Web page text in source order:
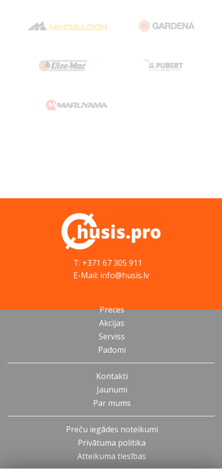
T: +371 67 305 911
E-Mail: info@husis.lv
Preces
Akcijas
Serviss
Padomi
Kontakti
Jaunumi
Par mums
Preču iegādes noteikumi
Privātuma politika
Atteikuma tiesības